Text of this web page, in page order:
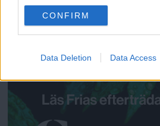
use your data for below specified
consent section.
CONFIRM
Data Deletion Data Access
Hanna Westerlund